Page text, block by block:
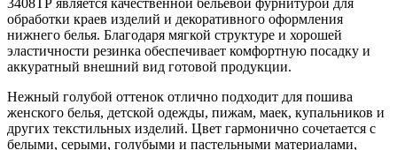
обработки краев изделий и декоративного оформления
нижнего белья. Благодаря мягкой структуре и хорошей
эластичности резинка обеспечивает комфортную посадку и
аккуратный внешний вид готовой продукции.
Нежный голубой оттенок отлично подходит для пошива
женского белья, детской одежды, пижам, маек, купальников и
других текстильных изделий. Цвет гармонично сочетается с
белыми, серыми, голубыми и пастельными материалами,